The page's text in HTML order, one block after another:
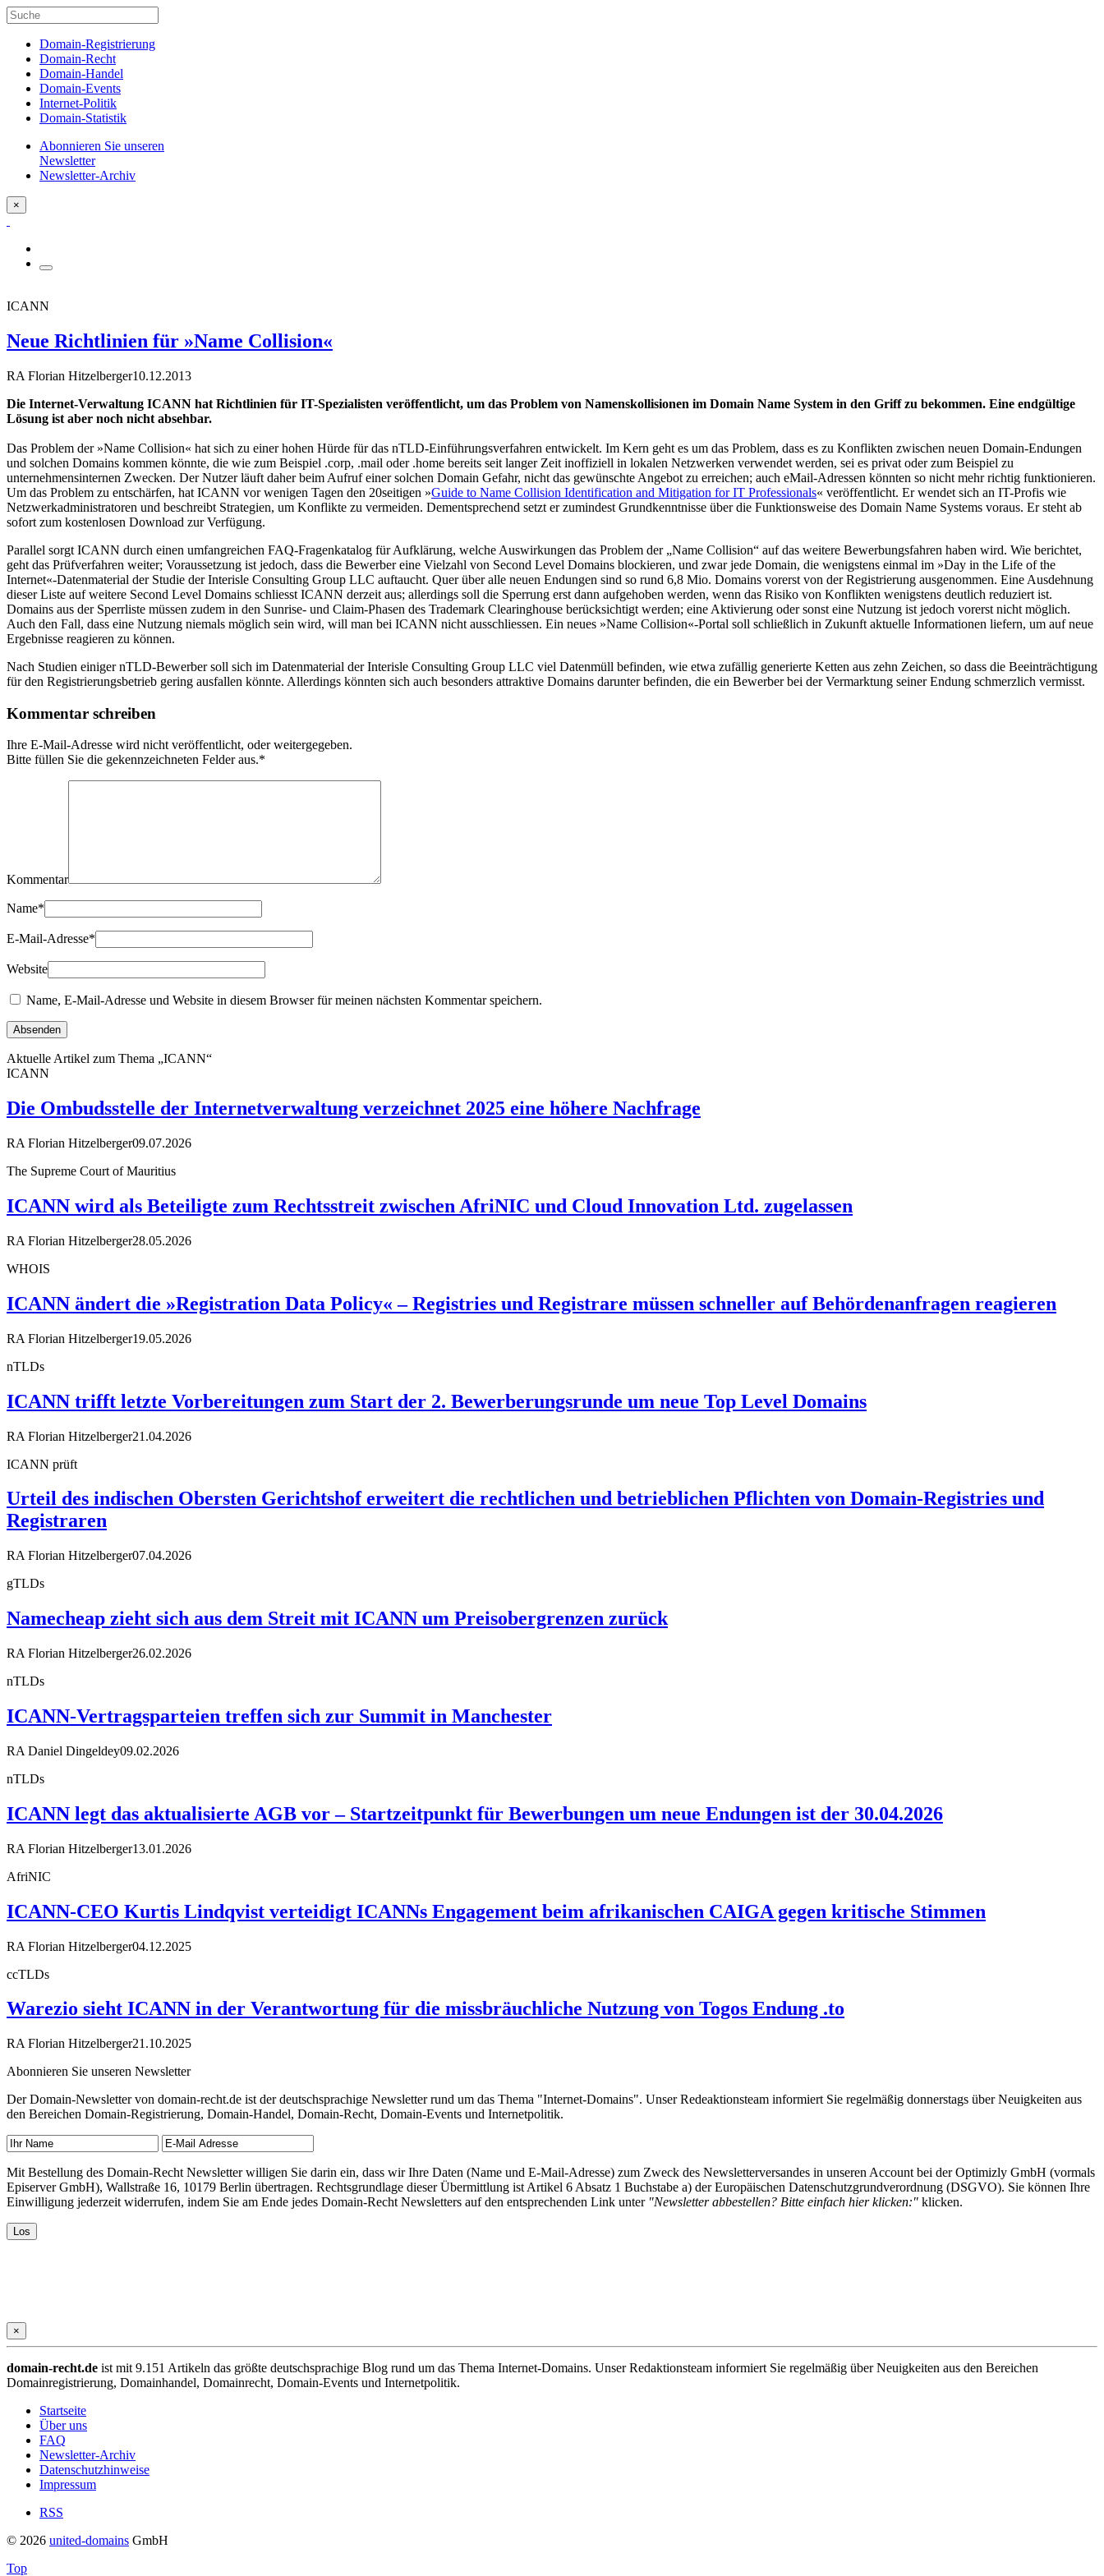
Domain-Registrierung
Domain-Recht
Domain-Handel
Domain-Events
Internet-Politik
Domain-Statistik
Abonnieren Sie unseren
Newsletter
Newsletter-Archiv
×
ICANN
Neue Richtlinien für »Name Collision«
RA Florian Hitzelberger10.12.2013
Die Internet-Verwaltung ICANN hat Richtlinien für IT-Spezialisten veröffentlicht, um das Problem von Namenskollisionen im Domain Name System in den Griff zu bekommen. Eine endgültige
Lösung ist aber noch nicht absehbar.
Das Problem der »Name Collision« hat sich zu einer hohen Hürde für das nTLD-Einführungsverfahren entwickelt. Im Kern geht es um das Problem, dass es zu Konflikten zwischen neuen Domain-Endungen
und solchen Domains kommen könnte, die wie zum Beispiel .corp, .mail oder .home bereits seit langer Zeit inoffiziell in lokalen Netzwerken verwendet werden, sei es privat oder zum Beispiel zu
unternehmensinternen Zwecken. Der Nutzer läuft daher beim Aufruf einer solchen Domain Gefahr, nicht das gewünschte Angebot zu erreichen; auch eMail-Adressen könnten so nicht mehr richtig funktionieren.
Um das Problem zu entschärfen, hat ICANN vor wenigen Tagen den 20seitigen »Guide to Name Collision Identification and Mitigation for IT Professionals« veröffentlicht. Er wendet sich an IT-Profis wie
Netzwerkadministratoren und beschreibt Strategien, um Konflikte zu vermeiden. Dementsprechend setzt er zumindest Grundkenntnisse über die Funktionsweise des Domain Name Systems voraus. Er steht ab
sofort zum kostenlosen Download zur Verfügung.
Parallel sorgt ICANN durch einen umfangreichen FAQ-Fragenkatalog für Aufklärung, welche Auswirkungen das Problem der „Name Collision“ auf das weitere Bewerbungsfahren haben wird. Wie berichtet,
geht das Prüfverfahren weiter; Voraussetzung ist jedoch, dass die Bewerber eine Vielzahl von Second Level Domains blockieren, und zwar jede Domain, die wenigstens einmal im »Day in the Life of the
Internet«-Datenmaterial der Studie der Interisle Consulting Group LLC auftaucht. Quer über alle neuen Endungen sind so rund 6,8 Mio. Domains vorerst von der Registrierung ausgenommen. Eine Ausdehnung
dieser Liste auf weitere Second Level Domains schliesst ICANN derzeit aus; allerdings soll die Sperrung erst dann aufgehoben werden, wenn das Risiko von Konflikten wenigstens deutlich reduziert ist.
Domains aus der Sperrliste müssen zudem in den Sunrise- und Claim-Phasen des Trademark Clearinghouse berücksichtigt werden; eine Aktivierung oder sonst eine Nutzung ist jedoch vorerst nicht möglich.
Auch den Fall, dass eine Nutzung niemals möglich sein wird, will man bei ICANN nicht ausschliessen. Ein neues »Name Collision«-Portal soll schließlich in Zukunft aktuelle Informationen liefern, um auf neue
Ergebnisse reagieren zu können.
Nach Studien einiger nTLD-Bewerber soll sich im Datenmaterial der Interisle Consulting Group LLC viel Datenmüll befinden, wie etwa zufällig generierte Ketten aus zehn Zeichen, so dass die Beeinträchtigung
für den Registrierungsbetrieb gering ausfallen könnte. Allerdings könnten sich auch besonders attraktive Domains darunter befinden, die ein Bewerber bei der Vermarktung seiner Endung schmerzlich vermisst.
Kommentar schreiben
Ihre E-Mail-Adresse wird nicht veröffentlicht, oder weitergegeben.
Bitte füllen Sie die gekennzeichneten Felder aus.*
Kommentar
Name*
E-Mail-Adresse*
Website
Name, E-Mail-Adresse und Website in diesem Browser für meinen nächsten Kommentar speichern.
Aktuelle Artikel zum Thema „ICANN“
ICANN
Die Ombudsstelle der Internetverwaltung verzeichnet 2025 eine höhere Nachfrage
RA Florian Hitzelberger09.07.2026
The Supreme Court of Mauritius
ICANN wird als Beteiligte zum Rechtsstreit zwischen AfriNIC und Cloud Innovation Ltd. zugelassen
RA Florian Hitzelberger28.05.2026
WHOIS
ICANN ändert die »Registration Data Policy« – Registries und Registrare müssen schneller auf Behördenanfragen reagieren
RA Florian Hitzelberger19.05.2026
nTLDs
ICANN trifft letzte Vorbereitungen zum Start der 2. Bewerberungsrunde um neue Top Level Domains
RA Florian Hitzelberger21.04.2026
ICANN prüft
Urteil des indischen Obersten Gerichtshof erweitert die rechtlichen und betrieblichen Pflichten von Domain-Registries und
Registraren
RA Florian Hitzelberger07.04.2026
gTLDs
Namecheap zieht sich aus dem Streit mit ICANN um Preisobergrenzen zurück
RA Florian Hitzelberger26.02.2026
nTLDs
ICANN-Vertragsparteien treffen sich zur Summit in Manchester
RA Daniel Dingeldey09.02.2026
nTLDs
ICANN legt das aktualisierte AGB vor – Startzeitpunkt für Bewerbungen um neue Endungen ist der 30.04.2026
RA Florian Hitzelberger13.01.2026
AfriNIC
ICANN-CEO Kurtis Lindqvist verteidigt ICANNs Engagement beim afrikanischen CAIGA gegen kritische Stimmen
RA Florian Hitzelberger04.12.2025
ccTLDs
Warezio sieht ICANN in der Verantwortung für die missbräuchliche Nutzung von Togos Endung .to
RA Florian Hitzelberger21.10.2025
Abonnieren Sie unseren Newsletter
Der Domain-Newsletter von domain-recht.de ist der deutschsprachige Newsletter rund um das Thema "Internet-Domains". Unser Redeaktionsteam informiert Sie regelmäßig donnerstags über Neuigkeiten aus
den Bereichen Domain-Registrierung, Domain-Handel, Domain-Recht, Domain-Events und Internetpolitik.
Mit Bestellung des Domain-Recht Newsletter willigen Sie darin ein, dass wir Ihre Daten (Name und E-Mail-Adresse) zum Zweck des Newsletterversandes in unseren Account bei der Optimizly GmbH (vormals
Episerver GmbH), Wallstraße 16, 10179 Berlin übertragen. Rechtsgrundlage dieser Übermittlung ist Artikel 6 Absatz 1 Buchstabe a) der Europäischen Datenschutzgrundverordnung (DSGVO). Sie können Ihre
Einwilligung jederzeit widerrufen, indem Sie am Ende jedes Domain-Recht Newsletters auf den entsprechenden Link unter "Newsletter abbestellen? Bitte einfach hier klicken:" klicken.
×
domain-recht.de ist mit 9.151 Artikeln das größte deutschsprachige Blog rund um das Thema Internet-Domains. Unser Redaktionsteam informiert Sie regelmäßig über Neuigkeiten aus den Bereichen
Domainregistrierung, Domainhandel, Domainrecht, Domain-Events und Internetpolitik.
Startseite
Über uns
FAQ
Newsletter-Archiv
Datenschutzhinweise
Impressum
RSS
© 2026 united-domains GmbH
Top